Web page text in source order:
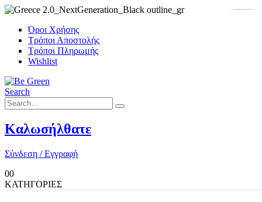
Όροι Χρήσης
Τρόποι Αποστολής
Τρόποι Πληρωμής
Wishlist
Search
Καλωσήλθατε
Σύνδεση / Εγγραφή
00
ΚΑΤΗΓΟΡΙΕΣ